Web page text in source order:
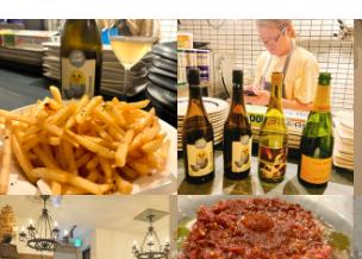
特徴
学歴不問 未経験者歓迎 独立希望者歓迎 新卒歓迎
Uターン・Iターン歓迎
フリーター歓迎 女性活躍中
駅
個人経営(2店舗以内)
小さなお店(20席未満) 応募者全員と
仕事内容
スペイン料理のキッチンをおまかせします。